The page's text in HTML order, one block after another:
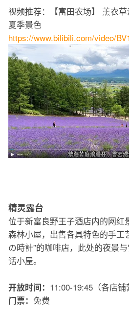
视频推荐：【富田农场】 薰衣
夏季景色
https://www.bilibili.com/video/
精灵露台
位于新富良野王子酒店内的网红
森林小屋，出售各具特色的手工
の時計”的咖啡店，此处的夜景
话小屋。
开放时间： 11:00-19:45（各店铺
门票： 免费